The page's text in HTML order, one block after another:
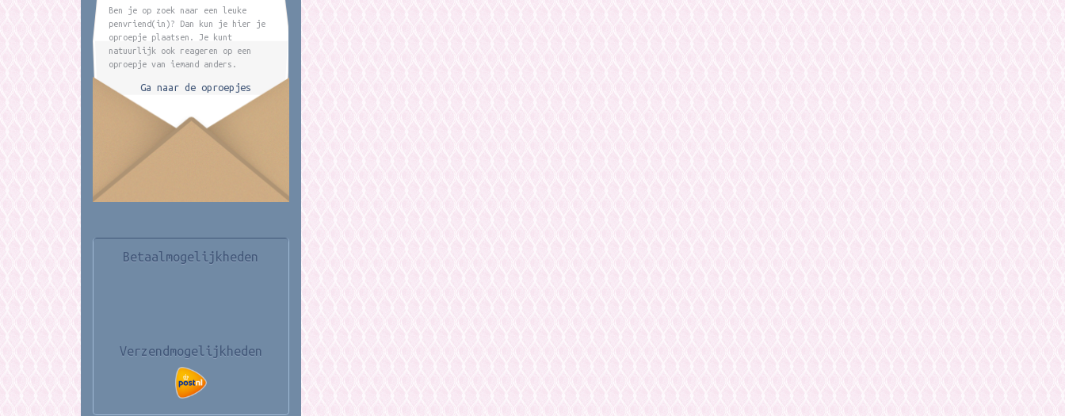
Ben je op zoek naar een leuke
penvriend(in)? Dan kun je hier je
oproepje plaatsen. Je kunt
natuurlijk ook reageren op een
oproepje van iemand anders.
Ga naar de oproepjes
Betaalmogelijkheden
Verzendmogelijkheden